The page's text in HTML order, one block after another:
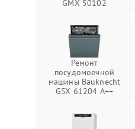
GMX 50102
Ремонт
посудомоечной
машины Bauknecht
GSX 61204 A++